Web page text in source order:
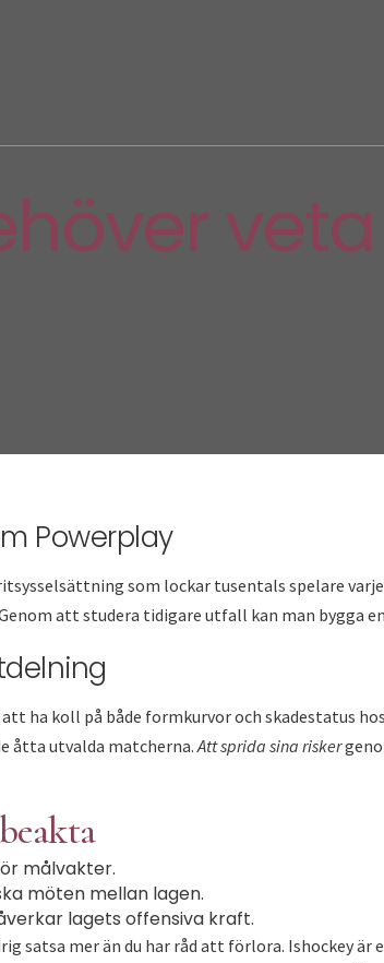
Powerplay
som lockar tusentals spelare
att studera tidigare utfall kan man bygga
ha koll på både formkurvor och skadestatus
åtta utvalda matcherna.Att sprida sina risker
målvakter.
möten mellan lagen.
lagets offensiva kraft.
satsa mer än du har råd att förlora. Ishockey